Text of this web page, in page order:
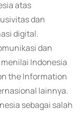
atas
dan
digital.
dan
Indonesia
the Information
lainnya.
sebagai salah